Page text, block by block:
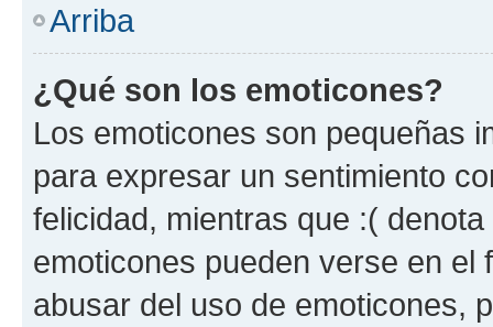
Arriba
¿Qué son los emoticones?
Los emoticones son pequeñas
para expresar un sentimiento
felicidad, mientras que :(
emoticones pueden verse en el
abusar del uso de emoticones,